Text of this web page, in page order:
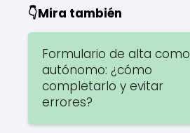
👇Mira también
Formulario de alta como
autónomo: ¿cómo
completarlo y evitar
errores?